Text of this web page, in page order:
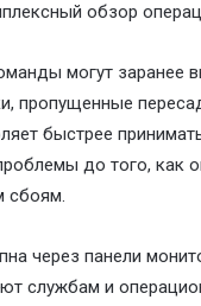
обзор
могут заранее
пропущенные
быстрее
до того, как
сбоям.
через панели
службам и